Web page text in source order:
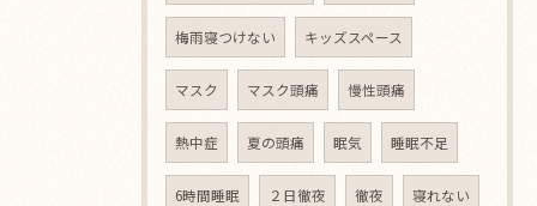
梅雨寝つけない キッズスペース
マスク マスク頭痛 慢性頭痛
熱中症 夏の頭痛 眠気 睡眠不足
6時間睡眠 ２日徹夜 徹夜 寝れない